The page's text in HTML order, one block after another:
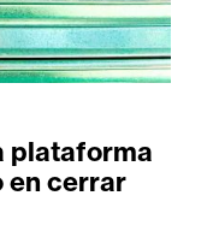
plataforma
en cerrar